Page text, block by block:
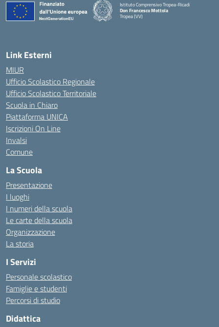
Istituto Comprensivo Tropea-Ricadi
Don Francesco Mottola
Tropea (VV)
— Visita la pagina iniziale della scuola
Link Esterni
MIUR
Ufficio Scolastico Regionale
Ufficio Scolastico Territoriale
Scuola in Chiaro
Piattaforma UNICA
Iscrizioni On Line
Invalsi
Comune
La Scuola
Presentazione
I luoghi
I numeri della scuola
Le carte della scuola
Organizzazione
La storia
I Servizi
Personale scolastico
Famiglie e studenti
Percorsi di studio
Didattica